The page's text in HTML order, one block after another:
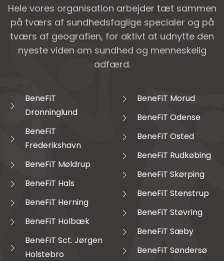
Hele vores organisation arbejder tæt sammen
på tværs af sundhedsfaglige specialer og på
tværs af geografien, for aktivt at udnytte den
nyeste viden om sundhed og menneskelig
adfærd.
BeneFiT
Dronninglund
BeneFiT
Frederikshavn
BeneFiT Møldrup
BeneFiT Hals
BeneFiT Herning
BeneFiT Holbæk
BeneFiT Sct. Jørgen
Holstebro
BeneFiT Morud
BeneFiT Odense
BeneFiT Osted
BeneFiT Rudkøbing
BeneFiT Skørping
BeneFiT Stenstrup
BeneFiT Støvring
BeneFiT Sæby
BeneFiT Søndersø